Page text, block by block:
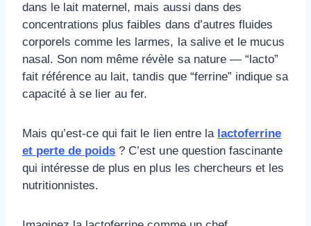
dans le lait maternel, mais aussi dans des
concentrations plus faibles dans d’autres fluides
corporels comme les larmes, la salive et le mucus
nasal. Son nom même révèle sa nature — “lacto”
fait référence au lait, tandis que “ferrine” indique sa
capacité à se lier au fer.
Mais qu’est-ce qui fait le lien entre la lactoferrine
et perte de poids ? C’est une question fascinante
qui intéresse de plus en plus les chercheurs et les
nutritionnistes.